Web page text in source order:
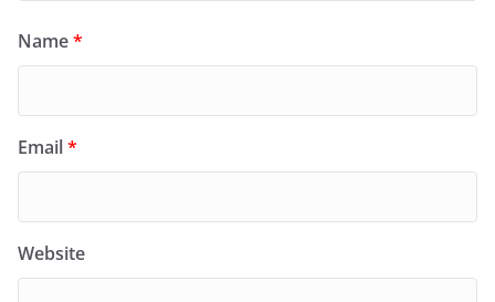
Name*
Email*
Website